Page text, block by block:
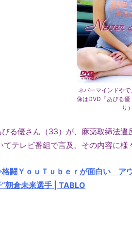
ネバーマインドや
像はDVD『あびる優
り）
びる優さん（33）が、麻薬取締法
てテレビ番組で言及。その内容に様
格闘ＹｏｕＴｕｂｅｒが面白い ア
朝倉未来選手 | TABLO